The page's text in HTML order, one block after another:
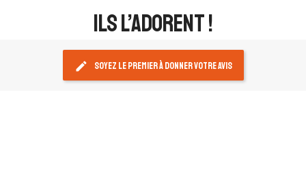
ils l’adorent !
edit Soyez le premier à donner votre avis